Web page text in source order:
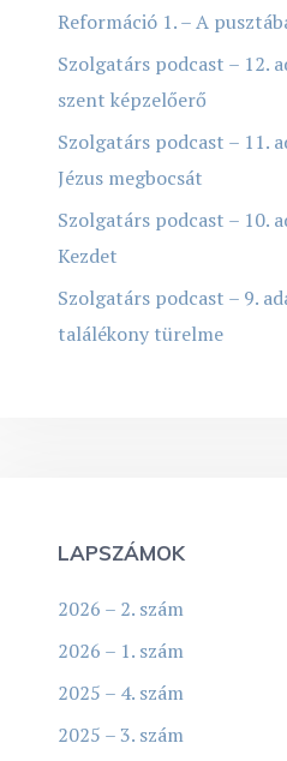
Reformáció 1. – A
Szolgatárs podcast – 12.
szent képzelőerő
Szolgatárs podcast – 11.
Jézus megbocsát
Szolgatárs podcast – 10.
Kezdet
Szolgatárs podcast – 9.
találékony türelme
LAPSZÁMOK
2026 – 2. szám
2026 – 1. szám
2025 – 4. szám
2025 – 3. szám